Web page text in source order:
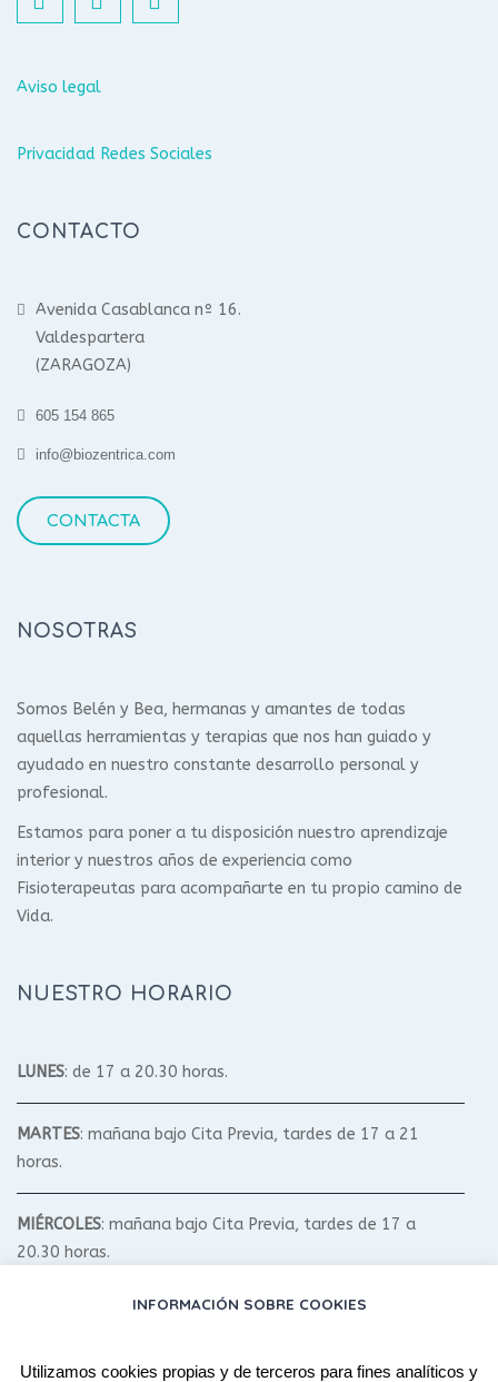
Aviso legal
Privacidad Redes Sociales
CONTACTO
Avenida Casablanca nº 16.
Valdespartera
(ZARAGOZA)
605 154 865
info@biozentrica.com
CONTACTA
NOSOTRAS
Somos Belén y Bea, hermanas y amantes de todas
aquellas herramientas y terapias que nos han guiado y
ayudado en nuestro constante desarrollo personal y
profesional.
Estamos para poner a tu disposición nuestro aprendizaje
interior y nuestros años de experiencia como
Fisioterapeutas para acompañarte en tu propio camino de
Vida.
NUESTRO HORARIO
LUNES: de 17 a 20.30 horas.
MARTES: mañana bajo Cita Previa, tardes de 17 a 21
horas.
MIÉRCOLES: mañana bajo Cita Previa, tardes de 17 a
20.30 horas.
: mañana bajo Cita Previa, tardes de 17 a 20.30
INFORMACIÓN SOBRE COOKIES
Utilizamos cookies propias y de terceros para fines analíticos y